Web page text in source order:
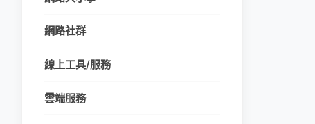
網路社群
線上工具/服務
雲端服務